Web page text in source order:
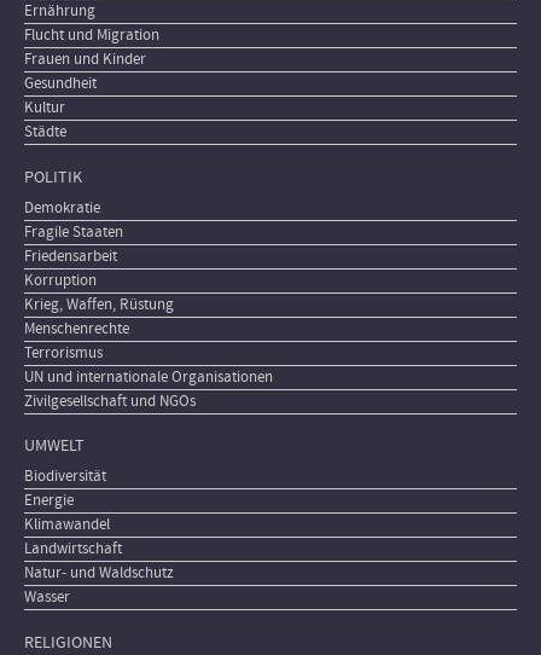
Ernährung
Flucht und Migration
Frauen und Kinder
Gesundheit
Kultur
Städte
POLITIK
Demokratie
Fragile Staaten
Friedensarbeit
Korruption
Krieg, Waffen, Rüstung
Menschenrechte
Terrorismus
UN und internationale Organisationen
Zivilgesellschaft und NGOs
UMWELT
Biodiversität
Energie
Klimawandel
Landwirtschaft
Natur- und Waldschutz
Wasser
RELIGIONEN